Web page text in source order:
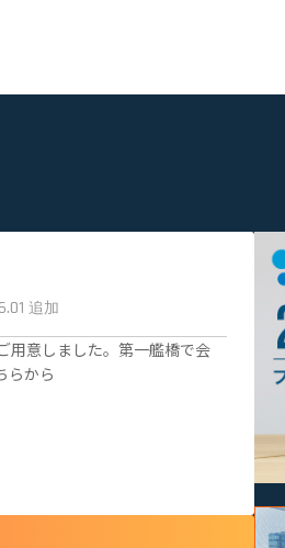
追加
用意しました。第一艦橋で会
らから